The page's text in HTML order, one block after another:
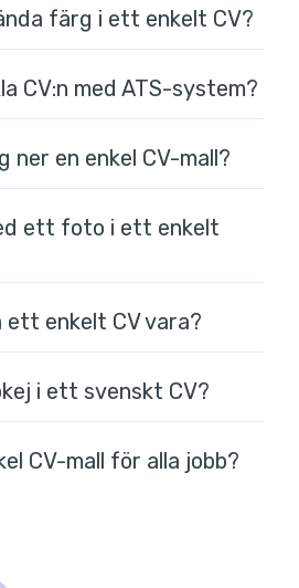
färg i ett enkelt CV?
CV:n med ATS-system?
ner en enkel CV-mall?
ett foto i ett enkelt
ett enkelt CV vara?
i ett svenskt CV?
CV-mall för alla jobb?